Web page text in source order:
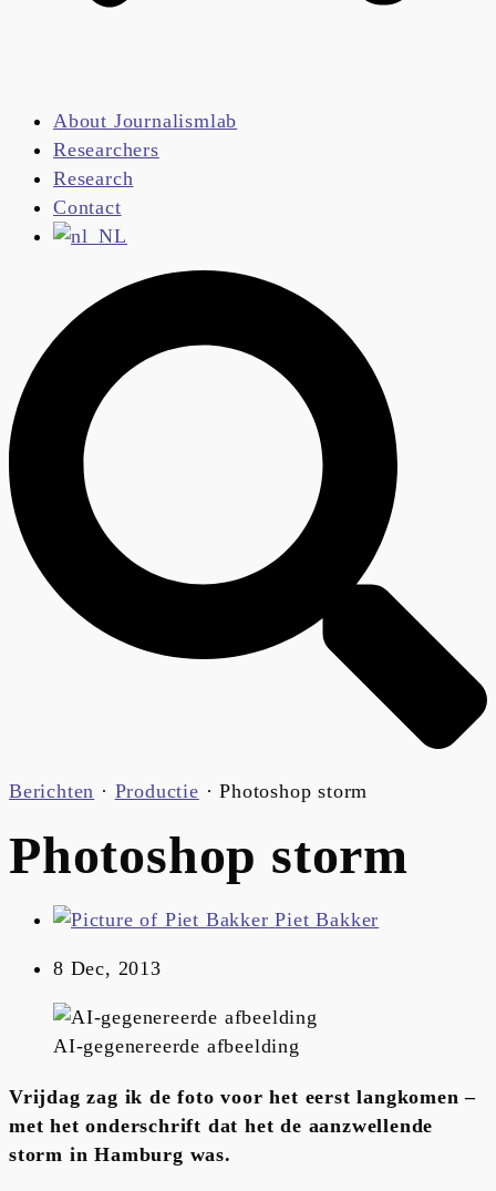
About Journalismlab
Researchers
Research
Contact
Berichten · Productie ·Photoshop storm
Photoshop storm
Piet Bakker
8 Dec, 2013
AI-gegenereerde afbeelding
Vrijdag zag ik de foto voor het eerst langkomen –
met het onderschrift dat het de aanzwellende
storm in Hamburg was.